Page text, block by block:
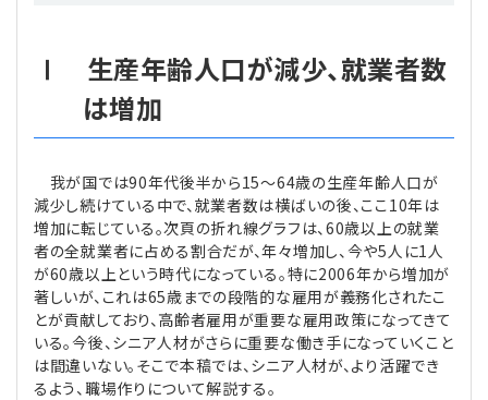
【連載】労務管理の歩き方
【連載】AI活用のすすめ
【連載】IT実務一問一答
Ⅰ 生産年齢人口が減少、就業者数
は増加
我が国では90年代後半から15～64歳の生産年齢人口が
減少し続けている中で、就業者数は横ばいの後、ここ10年は
増加に転じている。次頁の折れ線グラフは、60歳以上の就業
者の全就業者に占める割合だが、年々増加し、今や5人に1人
が60歳以上という時代になっている。特に2006年から増加が
著しいが、これは65歳までの段階的な雇用が義務化されたこ
とが貢献しており、高齢者雇用が重要な雇用政策になってきて
いる。今後、シニア人材がさらに重要な働き手になっていくこと
は間違いない。そこで本稿では、シニア人材が、より活躍でき
るよう、職場作りについて解説する。